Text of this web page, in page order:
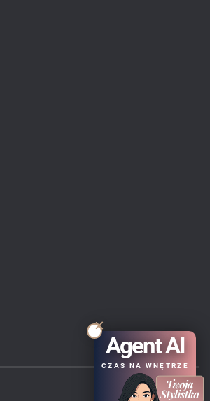
Agent AI
CZAS NA WNĘTRZE